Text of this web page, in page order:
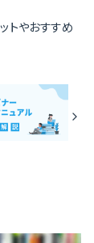
トやおすすめ